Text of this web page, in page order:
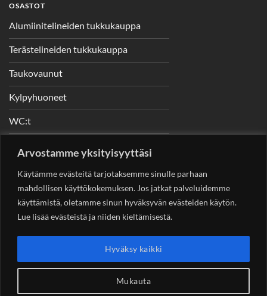
Arvostamme yksityisyyttäsi
Käytämme evästeitä tarjotaksemme sinulle parhaan
mahdollisen käyttökokemuksen. Jos jatkat palveluidemme
käyttämistä, oletamme sinun hyväksyvän evästeiden käytön.
Lue lisää evästeistä ja niiden kieltämisestä.
Mukauta
Hyväksy kaikki
OSASTOT
Alumiinitelineiden tukkukauppa
Terästelineiden tukkukauppa
Taukovaunut
Kylpyhuoneet
WC:t
YHTEYSTIEDOT
Helsingin Rakennuskonevuokraus OySotungintie 449,
00890 Helsinki 0400 99 53 63
asiakaspalvelu@rakennuskonevuokraus.fi